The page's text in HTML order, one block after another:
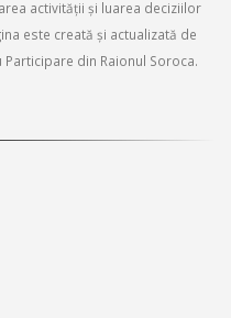
posibilitatea să se
activității și luarea deciziilor
este creată și actualizată de
din Raionul Soroca.